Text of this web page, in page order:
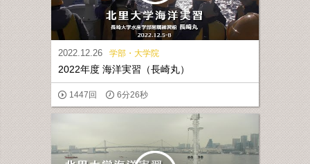
2022.12.26 学部・大学院
2022年度 海洋実習（長崎丸）
1447回 6分26秒